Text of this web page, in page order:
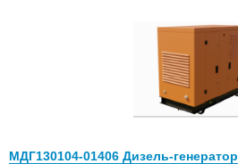
МДГ130104-01406 Дизель-генератор